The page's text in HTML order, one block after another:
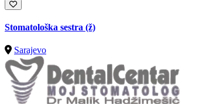
Stomatološka sestra (ž)
Sarajevo